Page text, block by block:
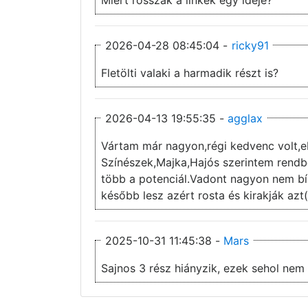
2026-04-28 08:45:04 - ricky91
Fletölti valaki a harmadik részt is?
2026-04-13 19:55:35 - agglax
Vártam már nagyon,régi kedvenc
Színészek,Majka,Hajós szerintem
több a potenciál.Vadont nagyon nem
később lesz azért rosta és kirakják
2025-10-31 11:45:38 - Mars
Sajnos 3 rész hiányzik, ezek sehol